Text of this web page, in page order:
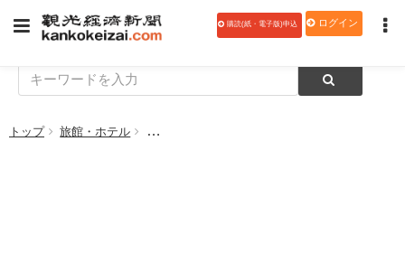
購読(紙・電子版)申込 ログイン
トップ 旅館・ホテル 志賀パレスホテル、リフト券付き特別プラン販売